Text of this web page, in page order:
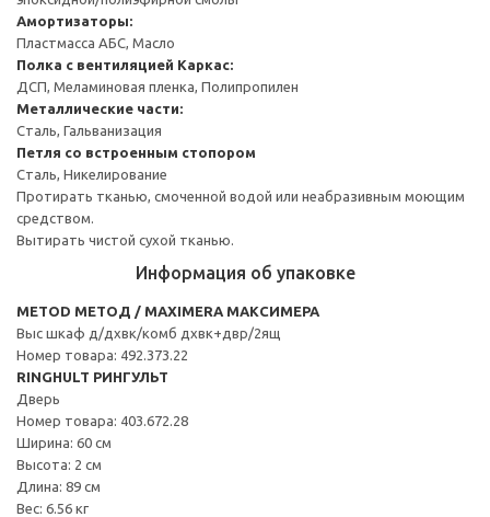
Амортизаторы:
Пластмасса АБС, Масло
Полка с вентиляцией Каркас:
ДСП, Меламиновая пленка, Полипропилен
Металлические части:
Сталь, Гальванизация
Петля со встроенным стопором
Сталь, Никелирование
Протирать тканью, смоченной водой или неабразивным моющим
средством.
Вытирать чистой сухой тканью.
Информация об упаковке
METOD МЕТОД / MAXIMERA МАКСИМЕРА
Выс шкаф д/дхвк/комб дхвк+двр/2ящ
Номер товара: 492.373.22
RINGHULT РИНГУЛЬТ
Дверь
Номер товара: 403.672.28
Ширина: 60 см
Высота: 2 см
Длина: 89 см
Вес: 6.56 кг